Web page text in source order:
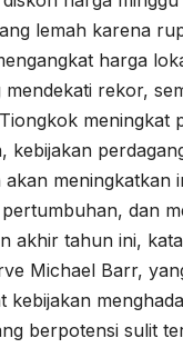
lemah karena
harga
mendekati rekor,
meningkat
kebijakan
akan meningkatkan
dan
akhir tahun ini,
Michael Barr,
kebijakan
berpotensi sulit